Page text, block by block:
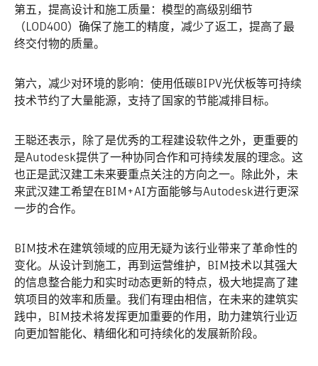
第五，提高设计和施工质量：模型的高级别细节
（LOD400）确保了施工的精度，减少了返工，提高了最
终交付物的质量。
第六，减少对环境的影响：使用低碳BIPV光伏板等可持续
技术节约了大量能源，支持了国家的节能减排目标。
王聪还表示，除了是优秀的工程建设软件之外，更重要的
是Autodesk提供了一种协同合作和可持续发展的理念。这
也正是武汉建工未来要重点关注的方向之一。除此外，未
来武汉建工希望在BIM+AI方面能够与Autodesk进行更深
一步的合作。
BIM技术在建筑领域的应用无疑为该行业带来了革命性的
变化。从设计到施工，再到运营维护，BIM技术以其强大
的信息整合能力和实时动态更新的特点，极大地提高了建
筑项目的效率和质量。我们有理由相信，在未来的建筑实
践中，BIM技术将发挥更加重要的作用，助力建筑行业迈
向更加智能化、精细化和可持续化的发展新阶段。